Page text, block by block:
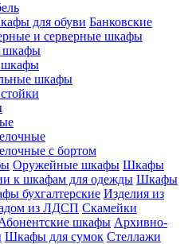
для обуви Банковские
и серверные шкафы
шкафы
шкафы
шкафы
с бортом
Оружейные шкафы Шкафы
к шкафам для одежды Шкафы
бухгалтерские Изделия из
из ЛДСП Скамейки
шкафы Архивно-
Шкафы для сумок Стеллажи